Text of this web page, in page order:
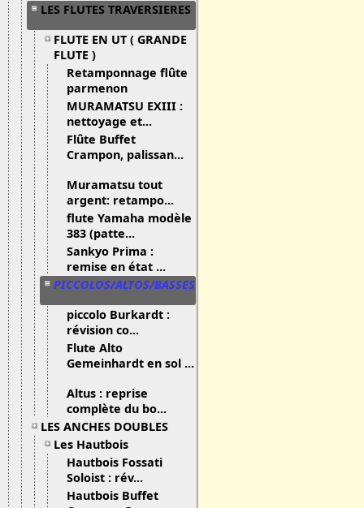
LES FLUTES TRAVERSIERES
FLUTE EN UT ( GRANDE
FLUTE )
Retamponnage flûte
parmenon
MURAMATSU EXIII :
nettoyage et...
Flûte Buffet
Crampon, palissan...
Muramatsu tout
argent: retampo...
flute Yamaha modèle
383 (patte...
Sankyo Prima :
remise en état ...
PICCOLOS/ALTOS/BASSES
piccolo Burkardt :
révision co...
Flute Alto
Gemeinhardt en sol ...
Altus : reprise
complète du bo...
LES ANCHES DOUBLES
Les Hautbois
Hautbois Fossati
Soloist : rév...
Hautbois Buffet